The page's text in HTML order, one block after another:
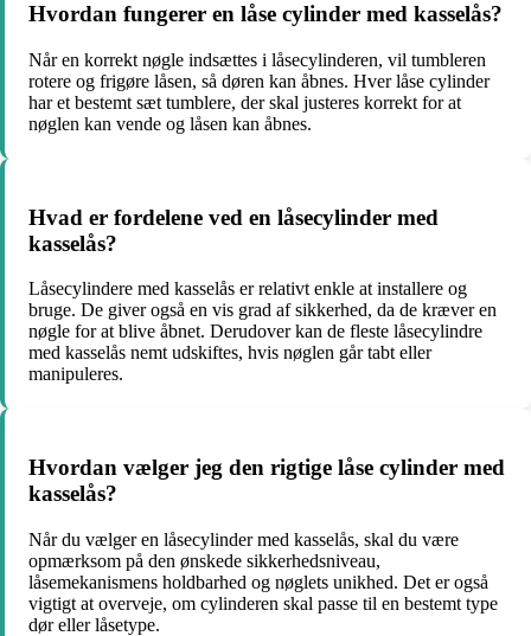
Hvordan fungerer en låse cylinder med kasselås?
Når en korrekt nøgle indsættes i låsecylinderen, vil tumbleren
rotere og frigøre låsen, så døren kan åbnes. Hver låse cylinder
har et bestemt sæt tumblere, der skal justeres korrekt for at
nøglen kan vende og låsen kan åbnes.
Hvad er fordelene ved en låsecylinder med
kasselås?
Låsecylindere med kasselås er relativt enkle at installere og
bruge. De giver også en vis grad af sikkerhed, da de kræver en
nøgle for at blive åbnet. Derudover kan de fleste låsecylindre
med kasselås nemt udskiftes, hvis nøglen går tabt eller
manipuleres.
Hvordan vælger jeg den rigtige låse cylinder med
kasselås?
Når du vælger en låsecylinder med kasselås, skal du være
opmærksom på den ønskede sikkerhedsniveau,
låsemekanismens holdbarhed og nøglets unikhed. Det er også
vigtigt at overveje, om cylinderen skal passe til en bestemt type
dør eller låsetype.